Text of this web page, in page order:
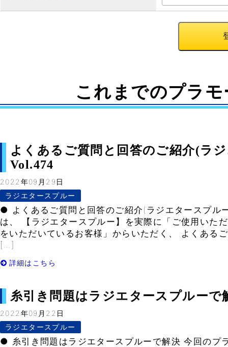
これまでのプラ
よくあるご質問と回答のご紹介(ラ
Vol.474
2022年09月29日
ラジエタースプルー
● よくあるご質問と回答のご紹介(ラジエタースプル
は、 【ラジエタースプルー】を実際に「ご使用いた
をいただいているお客様」からいただく、 よくある
[…]
詳細はこちら
糸引き問題はラジエタースプルーで
2022年09月22日
ラジエタースプルー
● 糸引き問題はラジエタースプルーで解決 今回のプ